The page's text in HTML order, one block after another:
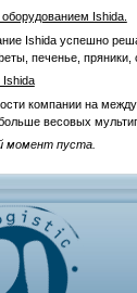
Ishida.
успешно решает
печенье,
Ishida
компании на
весовых
момент пуста.